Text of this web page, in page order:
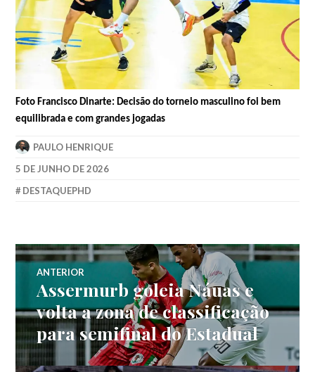
Foto Francisco Dinarte: Decisão do torneio masculino foi bem
equilibrada e com grandes jogadas
PAULO HENRIQUE
5 DE JUNHO DE 2026
DESTAQUEPHD
ANTERIOR
Assermurb goleia Náuas e
volta a zona de classificação
para semifinal do Estadual